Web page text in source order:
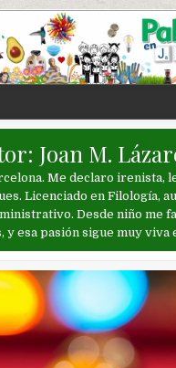
Joan M.
Me declaro irenista,
Licenciado en Filología,
Desde niño me
y esa pasión sigue muy viva